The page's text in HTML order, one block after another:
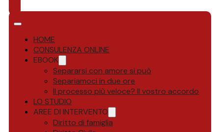
HOME
CONSULENZA ONLINE
EBOOK
Separarsi con amore si può
Separiamoci in due ore
Il processo più veloce? Il vostro accordo
LO STUDIO
AREE DI INTERVENTO
Diritto di famiglia